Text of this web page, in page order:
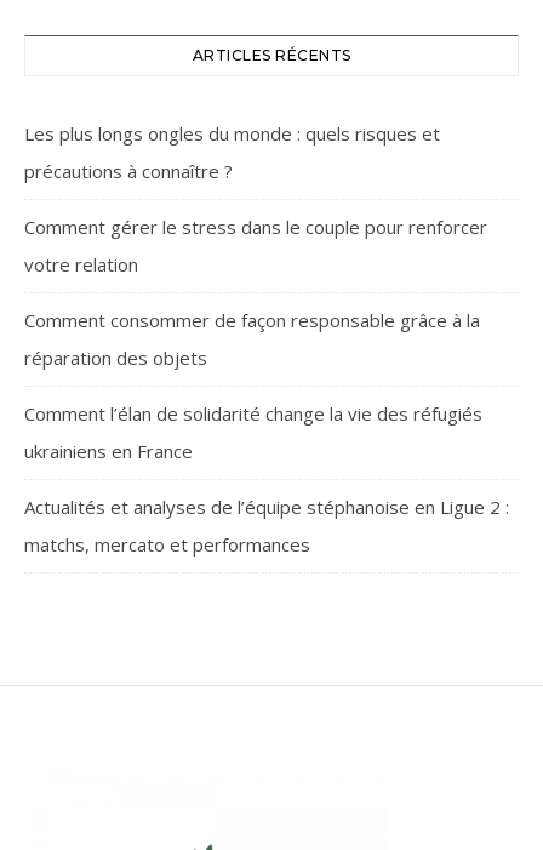
ARTICLES RÉCENTS
Les plus longs ongles du monde : quels risques et
précautions à connaître ?
Comment gérer le stress dans le couple pour renforcer
votre relation
Comment consommer de façon responsable grâce à la
réparation des objets
Comment l’élan de solidarité change la vie des réfugiés
ukrainiens en France
Actualités et analyses de l’équipe stéphanoise en Ligue 2 :
matchs, mercato et performances